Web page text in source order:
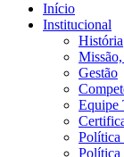
Início
Institucional
História
Gestão
Equipe
Política
Política